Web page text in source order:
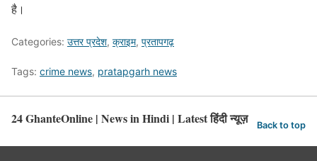
है।
Categories: उत्तर प्रदेश, क्राइम, प्रतापगढ़
Tags: crime news, pratapgarh news
24 GhanteOnline | News in Hindi | Latest हिंदी न्यूज़ Back to top